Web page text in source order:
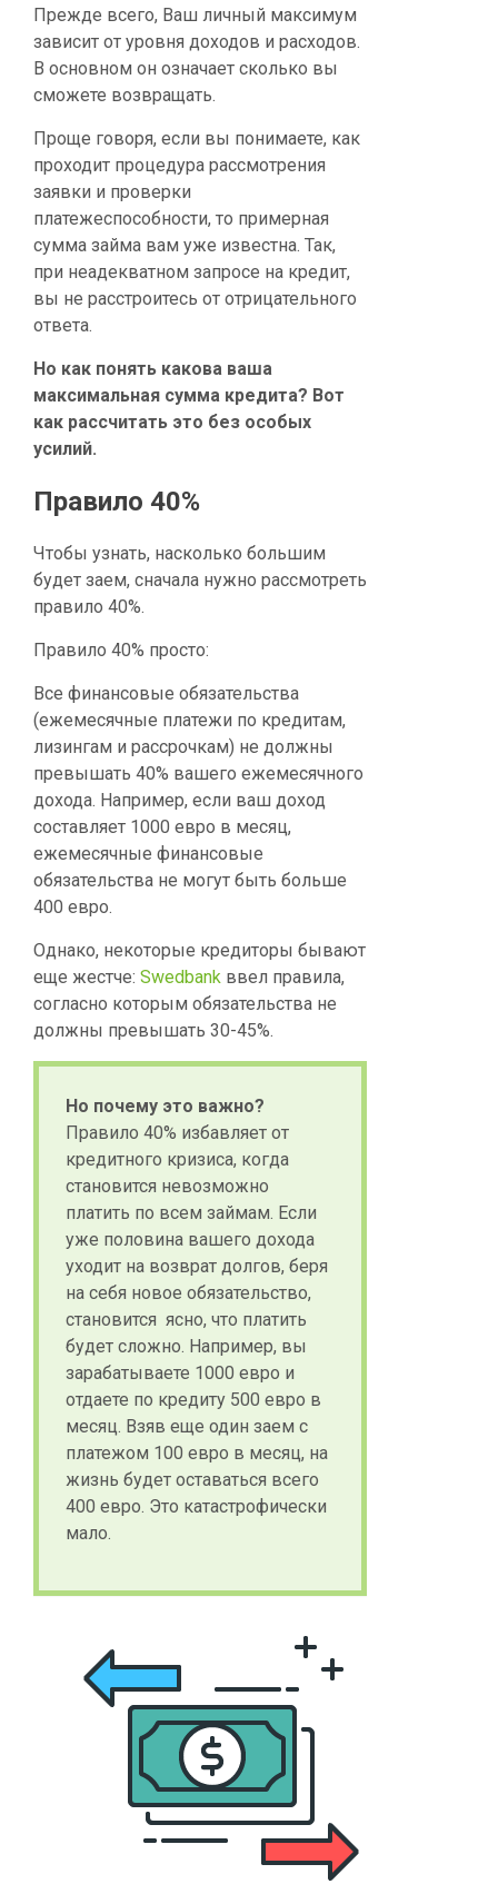
Прежде всего, Ваш личный максимум
зависит от уровня доходов и расходов.
В основном он означает сколько вы
сможете возвращать.
Проще говоря, если вы понимаете, как
проходит процедура рассмотрения
заявки и проверки
платежеспособности, то примерная
сумма займа вам уже известна. Так,
при неадекватном запросе на кредит,
вы не расстроитесь от отрицательного
ответа.
Но как понять какова ваша
максимальная сумма кредита? Вот
как рассчитать это без особых
усилий.
Правило 40%
Чтобы узнать, насколько большим
будет заем, сначала нужно рассмотреть
правило 40%.
Правило 40% просто:
Все финансовые обязательства
(ежемесячные платежи по кредитам,
лизингам и рассрочкам) не должны
превышать 40% вашего ежемесячного
дохода. Например, если ваш доход
составляет 1000 евро в месяц,
ежемесячные финансовые
обязательства не могут быть больше
400 евро.
Однако, некоторые кредиторы бывают
еще жестче: Swedbank ввел правила,
согласно которым обязательства не
должны превышать 30-45%.
Но почему это важно?
Правило 40% избавляет от
кредитного кризиса, когда
становится невозможно
платить по всем займам. Если
уже половина вашего дохода
уходит на возврат долгов, беря
на себя новое обязательство,
становится ясно, что платить
будет сложно. Например, вы
зарабатываете 1000 евро и
отдаете по кредиту 500 евро в
месяц. Взяв еще один заем с
платежом 100 евро в месяц, на
жизнь будет оставаться всего
400 евро. Это катастрофически
мало.